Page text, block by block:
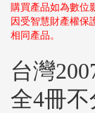
購買產品如為數位
因受智慧財產權保
相同產品。
台灣
全4冊